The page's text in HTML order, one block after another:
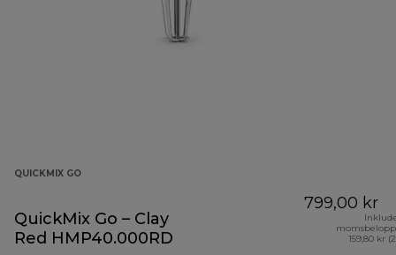
QUICKMIX GO
QuickMix Go – Clay
Red HMP40.000RD
799,00 kr
159,80 kr